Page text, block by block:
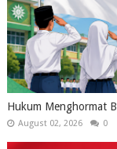
Hukum Menghormat
August 02, 2026 0